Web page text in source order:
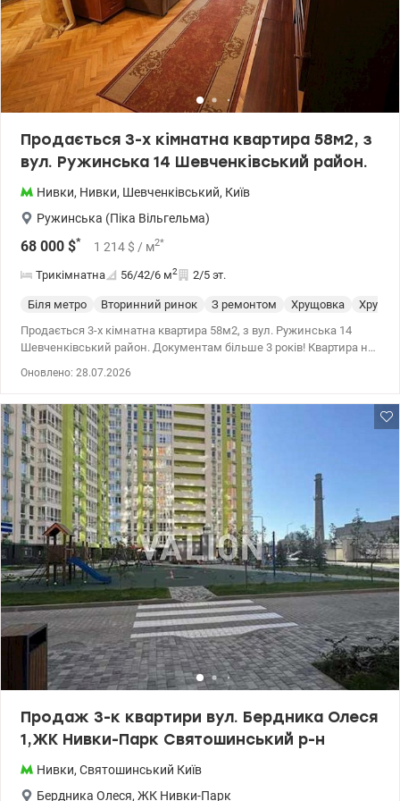
Продається 3-х кімнатна квартира 58м2, з
вул. Ружинська 14 Шевченківський район.
Нивки, Нивки, Шевченківський, Київ
Ружинська (Піка Вільгельма)
68 000 $* 1 214 $ / м2*
Трикімнатна 56/42/6 м2 2/5 эт.
Біля метро Вторинний ринок З ремонтом Хрущовка
Продається 3-х кімнатна квартира 58м2, з вул. Ружинська 14
Шевченківський район. Документам більше 3 років! Квартира на
доглянутому стані, тихі сусіди. Подвір'я зелене, є паркувальні
місця. Район із розвиненою інфраструктурою: поруч магазини,
школи, дитячі садки, зупинки транспорту. Зручна транспортна
розв'язка дозволяє швидко дістатися будь-якої частини міста.
Квартира підійде як для проживання, так і для інвестиції. Ціна 68
000 у.о. 0503932257 Марія Valion.ua/1147963
Оновлено: 28.07.2026
Продаж 3-к квартири вул. Бердника Олеся
1,ЖК Нивки-Парк Святошинський р-н
Нивки, Святошинський Київ
Бердника Олеся, ЖК Нивки-Парк